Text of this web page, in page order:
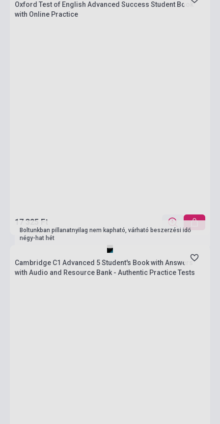
Oxford Test of English Advanced Success Student Book
with Online Practice
17 325 Ft
Boltunkban pillanatnyilag nem kapható, várható beszerzési idő
négy-hat hét
Cambridge C1 Advanced 5 Student's Book with Answers
with Audio and Resource Bank - Authentic Practice Tests